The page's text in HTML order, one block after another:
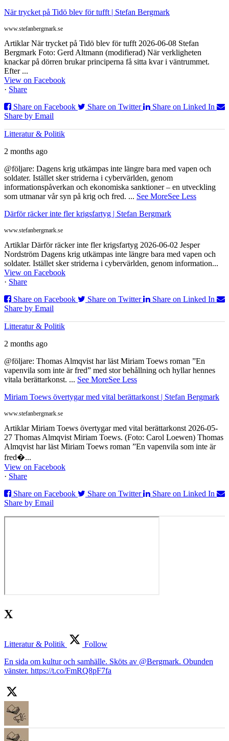
När trycket på Tidö blev för tufft | Stefan Bergmark
www.stefanbergmark.se
Artiklar När trycket på Tidö blev för tufft 2026-06-08 Stefan
Bergmark Foto: Gerd Altmann (modifierad) När verkligheten
knackar på dörren brukar principerna få sitta kvar i väntrummet.
Efter ...
View on Facebook
· Share
Share on Facebook
Share on Twitter
Share on Linked In
Share by Email
Litteratur & Politik
2 months ago
@följare: Dagens krig utkämpas inte längre bara med vapen och
soldater. Istället sker striderna i cybervärlden, genom
informationspåverkan och ekonomiska sanktioner – en utveckling
som utmanar vår syn på krig och fred. ... See MoreSee Less
Därför räcker inte fler krigsfartyg | Stefan Bergmark
www.stefanbergmark.se
Artiklar Därför räcker inte fler krigsfartyg 2026-06-02 Jesper
Nordström Dagens krig utkämpas inte längre bara med vapen och
soldater. Istället sker striderna i cybervärlden, genom information...
View on Facebook
· Share
Share on Facebook
Share on Twitter
Share on Linked In
Share by Email
Litteratur & Politik
2 months ago
@följare: Thomas Almqvist har läst Miriam Toews roman ”En
vapenvila som inte är fred” med stor behållning och hyllar hennes
vitala berättarkonst. ... See MoreSee Less
Miriam Toews övertygar med vital berättarkonst | Stefan Bergmark
www.stefanbergmark.se
Artiklar Miriam Toews övertygar med vital berättarkonst 2026-05-
27 Thomas Almqvist Miriam Toews. (Foto: Carol Loewen) Thomas
Almqvist har läst Miriam Toews roman ”En vapenvila som inte är
fred�...
View on Facebook
· Share
Share on Facebook
Share on Twitter
Share on Linked In
Share by Email
X
Litteratur & Politik
Follow
En sida om kultur och samhälle. Sköts av @Bergmark. Obunden
vänster. https://t.co/FmRQ8pF7fa